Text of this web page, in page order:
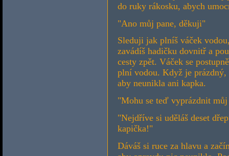
do ruky rákosku, abych
"Ano můj pane, děkuji"
Sleduji jak plníš váček
zavádíš hadičku dovnitř a
cesty zpět. Váček se
plní vodou. Když je prázdný,
aby neunikla ani kapka.
"Mohu se teď vyprázdnit můj
"Nejdříve si uděláš deset
kapička!"
Dáváš si ruce za hlavu a